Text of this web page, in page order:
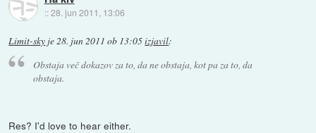
::28. jun 2011, 13:06
Limit-sky je28. jun 2011 ob 13:05izjavil:
Obstaja več dokazov za to, da ne obstaja, kot pa za to, da
obstaja.
Res? I'd love to hear either.